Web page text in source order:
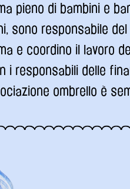
pieno di bambini e
sono responsabile
e coordino il lavoro
i responsabili delle
ombrello è